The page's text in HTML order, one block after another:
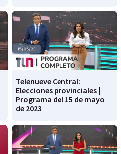
Telenueve Central:
Elecciones provinciales |
Programa del 15 de mayo
de 2023